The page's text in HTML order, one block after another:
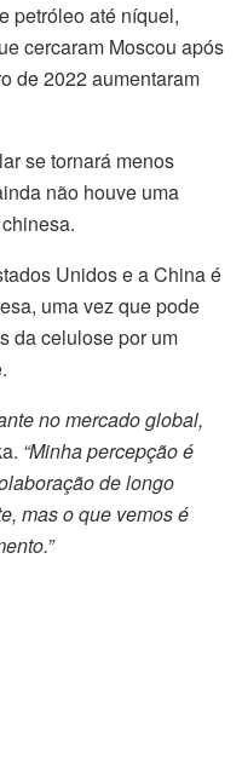
petróleo até níquel,
cercaram Moscou após
de 2022 aumentaram
se tornará menos
não houve uma
Unidos e a China é
uma vez que pode
da celulose por um
no mercado global,
“Minha percepção é
de longo
mas o que vemos é